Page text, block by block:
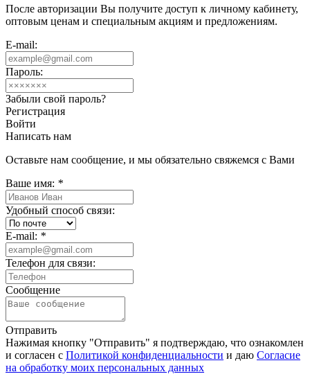
После авторизации Вы получите доступ к личному кабинету,
оптовым ценам и специальным акциям и предложениям.
E-mail:
Пароль:
Забыли свой пароль?
Регистрация
Войти
Написать нам
Оставьте нам сообщение, и мы обязательно свяжемся с Вами
Ваше имя: *
Удобный способ связи:
E-mail: *
Телефон для связи:
Сообщение
Отправить
Нажимая кнопку "Отправить" я подтверждаю, что ознакомлен
и согласен с Политикой конфиденциальности и даю Согласие
на обработку моих персональных данных